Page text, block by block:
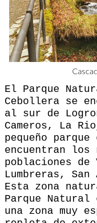
El Parque
Cebollera se
al sur de
Cameros, La
pequeño
encuentran los
poblaciones
Lumbreras,
Esta zona
Parque Natural
una zona muy